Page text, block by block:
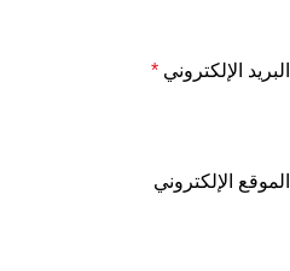
البريد الإلكتروني *
الموقع الإلكتروني